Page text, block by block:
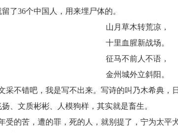
了36个中国人，用来埋尸体的。
山月草木转荒凉，
十里血腥新战场。
征马不前人不语，
金州城外立斜阳。
不错吧，我是写不出来。写诗的叫乃木希典，
、文质彬彬、人模狗样，其实就是畜生。
的苦，遭的罪，死的人，就别提了，宁为太平